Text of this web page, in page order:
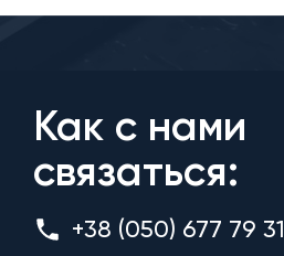
Как с нами
связаться:
+38 (050) 677 79 31